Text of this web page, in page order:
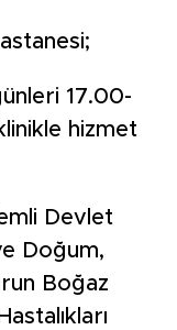
17.00-
hizmet
Devlet
Doğum,
Boğaz